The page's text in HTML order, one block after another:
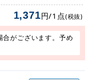
1,371円/1点(税抜)
がございます。予め